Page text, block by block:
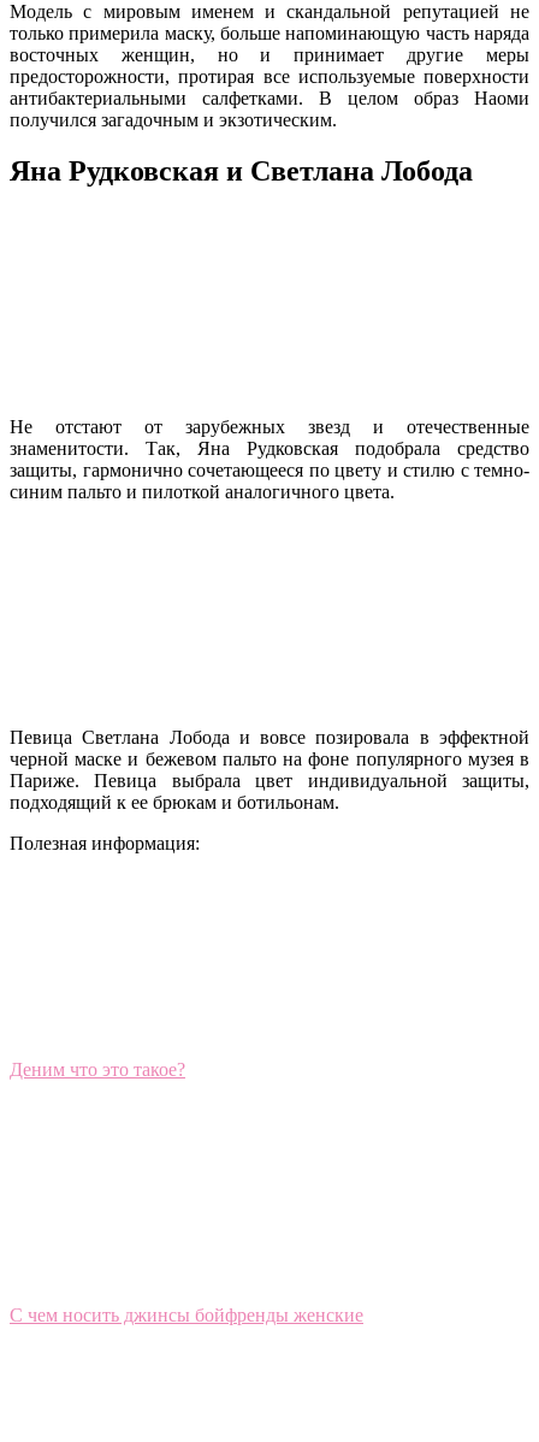
Модель с мировым именем и скандальной репутацией не
только примерила маску, больше напоминающую часть наряда
восточных женщин, но и принимает другие меры
предосторожности, протирая все используемые поверхности
антибактериальными салфетками. В целом образ Наоми
получился загадочным и экзотическим.
Яна Рудковская и Светлана Лобода
Не отстают от зарубежных звезд и отечественные
знаменитости. Так, Яна Рудковская подобрала средство
защиты, гармонично сочетающееся по цвету и стилю с темно-
синим пальто и пилоткой аналогичного цвета.
Певица Светлана Лобода и вовсе позировала в эффектной
черной маске и бежевом пальто на фоне популярного музея в
Париже. Певица выбрала цвет индивидуальной защиты,
подходящий к ее брюкам и ботильонам.
Полезная информация:
Деним что это такое?
С чем носить джинсы бойфренды женские